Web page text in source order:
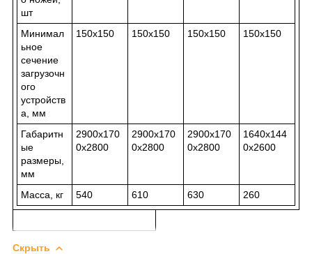
шт
Минимал
ьное
сечение
загрузочн
ого
устройств
а, мм
150х150 150х150 150х150 150х150
Габаритн
ые
размеры,
мм
2900х170
0х2800
2900х170
0х2800
2900х170
0х2800
1640х144
0х2600
Масса, кг 540 610 630 260
Скрыть